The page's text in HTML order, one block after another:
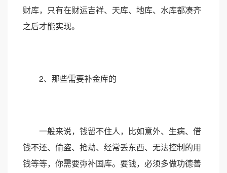
财库，只有在财运吉祥、天库、地库、水库都凑齐
之后才能实现。
2、那些需要补金库的
一般来说，钱留不住人，比如意外、生病、借
钱不还、偷盗、抢劫、经常丢东西、无法控制的用
钱等等，你需要弥补国库。要钱，必须多做功德善